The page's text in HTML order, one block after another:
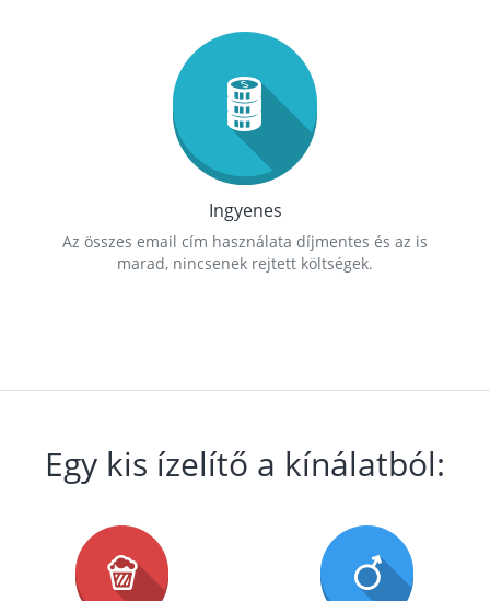
Ingyenes
Az összes email cím használata díjmentes és az is
marad, nincsenek rejtett költségek.
Egy kis ízelítő a kínálatból: